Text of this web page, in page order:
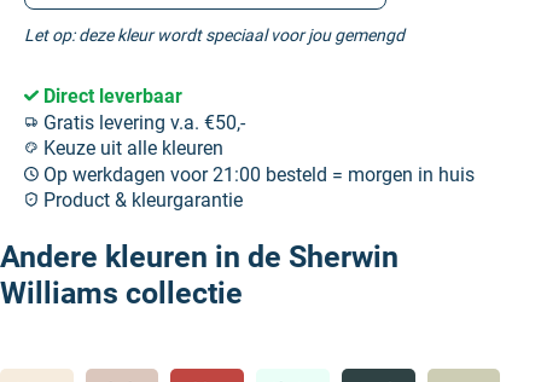
Let op: deze kleur wordt speciaal voor jou gemengd
Direct leverbaar
Gratis levering v.a. €50,-
Keuze uit alle kleuren
Op werkdagen voor 21:00 besteld = morgen in huis
Product & kleurgarantie
Andere kleuren in de Sherwin
Williams collectie